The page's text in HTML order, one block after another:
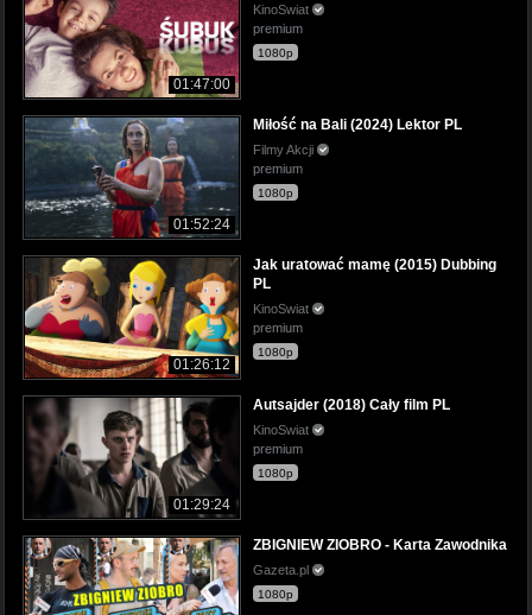
01:47:00
KinoSwiat
premium
1080p
01:52:24
Miłość na Bali (2024) Lektor PL
Filmy Akcji
premium
1080p
01:26:12
Jak uratować mamę (2015) Dubbing
PL
KinoSwiat
premium
1080p
01:29:24
Autsajder (2018) Cały film PL
KinoSwiat
premium
1080p
ZBIGNIEW ZIOBRO - Karta Zawodnika
Gazeta.pl
1080p